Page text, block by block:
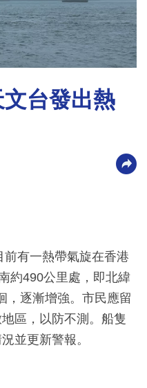
台發出熱
有一熱帶氣旋在香港
約490公里處，即北緯
，逐漸增強。市民應留
區，以防不測。船隻
並更新警報。